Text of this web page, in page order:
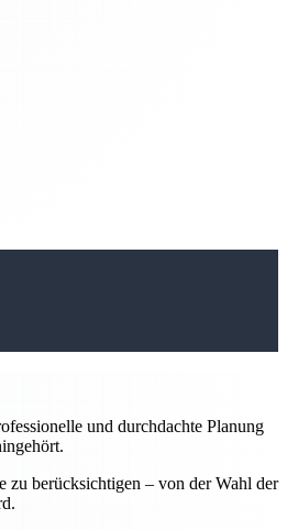
und durchdachte Planung
zu berücksichtigen – von der Wahl der